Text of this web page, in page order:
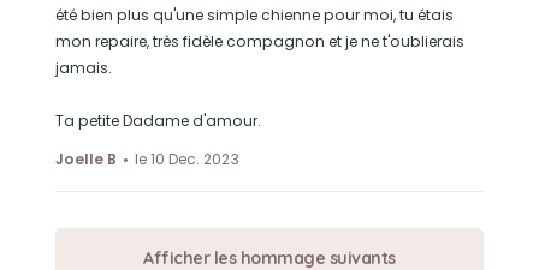
été bien plus qu'une simple chienne pour moi, tu étais
mon repaire, très fidèle compagnon et je ne t'oublierais
jamais.
Ta petite Dadame d'amour.
Joelle B
le 10 Dec. 2023
Afficher les hommage suivants